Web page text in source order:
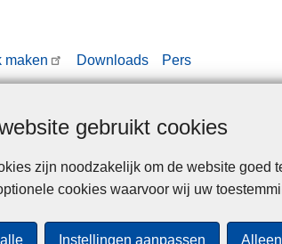
gebruikt cookies
zijn noodzakelijk om de website goed
cookies waarvoor wij uw
Instellingen aanpassen
maken Downloads Pers